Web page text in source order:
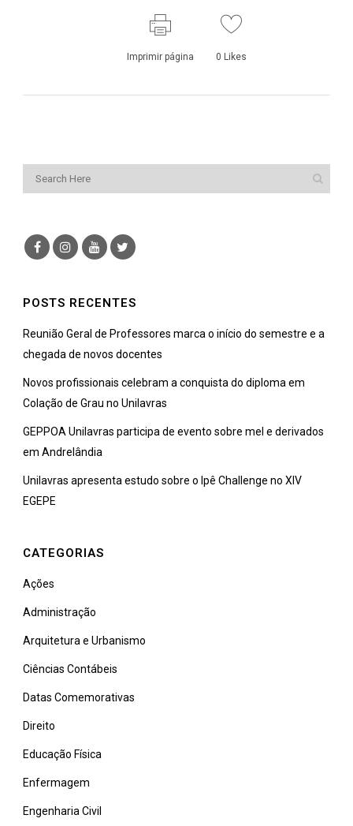
Imprimir página 0 Likes
POSTS RECENTES
Reunião Geral de Professores marca o início do semestre e a
chegada de novos docentes
Novos profissionais celebram a conquista do diploma em
Colação de Grau no Unilavras
GEPPOA Unilavras participa de evento sobre mel e derivados
em Andrelândia
Unilavras apresenta estudo sobre o Ipê Challenge no XIV
EGEPE
CATEGORIAS
Ações
Administração
Arquitetura e Urbanismo
Ciências Contábeis
Datas Comemorativas
Direito
Educação Física
Enfermagem
Engenharia Civil